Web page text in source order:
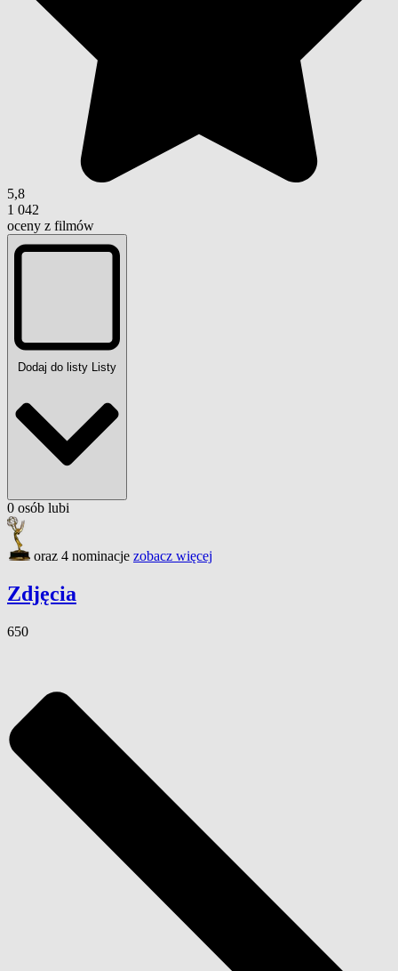
5,8
1 042
oceny z filmów
Dodaj do listy Listy
0 osób lubi
oraz 4 nominacje zobacz więcej
Zdjęcia
650